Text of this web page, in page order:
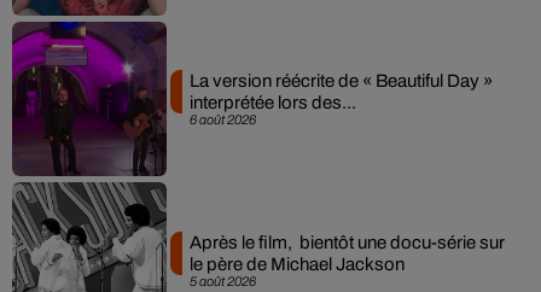
6 août 2026
La version réécrite de « Beautiful Day »
interprétée lors des...
5 août 2026
Après le film, bientôt une docu-série sur
le père de Michael Jackson